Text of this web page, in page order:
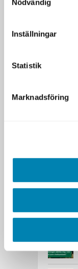
Nödvändig
Inställningar
Statistik
Marknadsföring